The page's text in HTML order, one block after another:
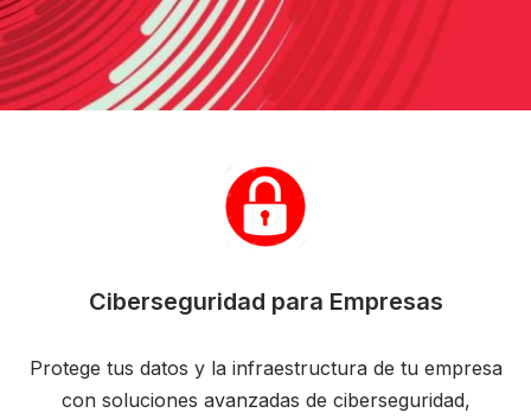
Ciberseguridad para Empresas
Protege tus datos y la infraestructura de tu empresa
con soluciones avanzadas de ciberseguridad,